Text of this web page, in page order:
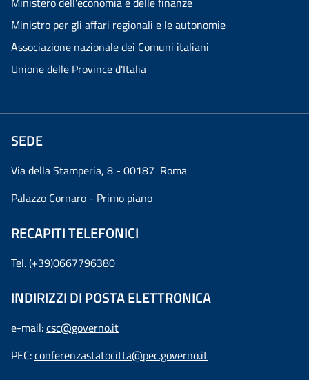
Ministro per gli affari regionali e le autonomie
Associazione nazionale dei Comuni italiani
Unione delle Province d'Italia
SEDE
Via della Stamperia, 8 - 00187 Roma
Palazzo Cornaro - Primo piano
RECAPITI TELEFONICI
Tel. (+39)0667796380
INDIRIZZI DI POSTA ELETTRONICA
e-mail:csc@governo.it
PEC:conferenzastatocitta@pec.governo.it